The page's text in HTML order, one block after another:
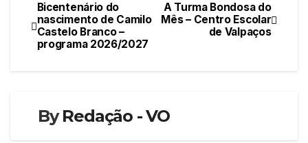
Navegação
de
A Turma Bondosa do
Mês – Centro Escolar
de Valpaços
Bicentenário do
nascimento de Camilo
Castelo Branco –
programa 2026/2027
ByRedação - VO